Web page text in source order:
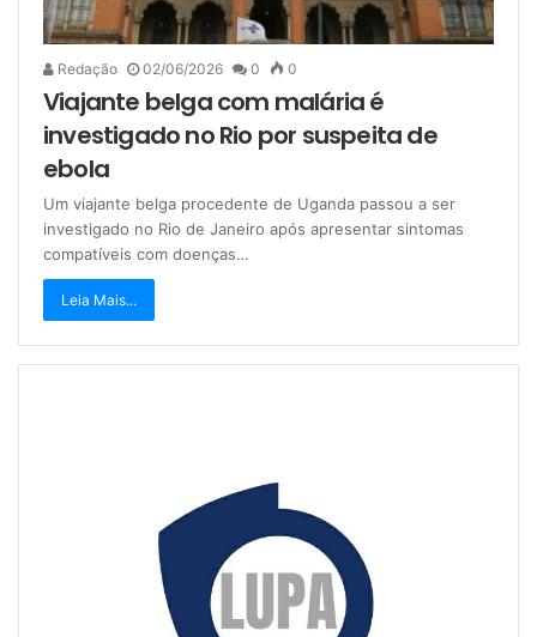
Redação 02/06/2026 0 0
Viajante belga com malária é
investigado no Rio por suspeita de
ebola
Um viajante belga procedente de Uganda passou a ser
investigado no Rio de Janeiro após apresentar sintomas
compatíveis com doenças…
Leia Mais...